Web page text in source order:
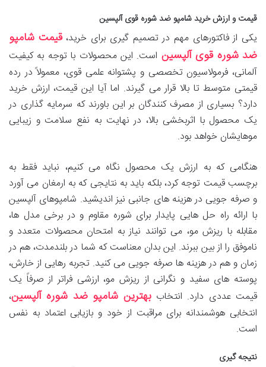
قیمت و ارزش خرید شامپو ضد شوره قوی آلپسین
یکی از فاکتورهای مهم در تصمیم گیری برای خرید،قیمت شامپو
ضد شوره قوی آلپسین است. این محصولات با توجه به کیفیت
آلمانی، فرمولاسیون تخصصی و پشتوانه علمی قوی، معمولاً در رده
قیمتی متوسط تا بالا قرار می گیرند. اما آیا این قیمت، ارزش خرید
دارد؟ بسیاری از مصرف کنندگان بر این باورند که سرمایه گذاری در
یک محصول با اثربخشی بالا، در نهایت به نفع سلامت و زیبایی
موهایشان خواهد بود.
هنگامی که به ارزش یک محصول نگاه می کنیم، نباید فقط به
برچسب قیمت توجه کرد، بلکه باید به نتایجی که به ارمغان می آورد
و صرفه جویی در هزینه های جانبی نیز اندیشید. شامپوهای آلپسین
با ارائه راه حل هایی پایدار برای شوره مقاوم و در برخی مدل ها،
مقابله با ریزش مو، می توانند نیاز به امتحان محصولات متعدد و
ناموفق را از بین ببرند. این بدان معناست که شما در بلندمدت، هم در
زمان و هم در هزینه ها صرفه جویی می کنید. تجربه رهایی از خارش،
پوسته های سفید و نگرانی از ریزش مو، ارزشی فراتر از صرفاً یک
قیمت عددی دارد. انتخاببهترین شامپو ضد شوره آلپسین،
انتخابی هوشمندانه برای مراقبت از خود و بازیابی اعتماد به نفس
است.
نتیجه گیری